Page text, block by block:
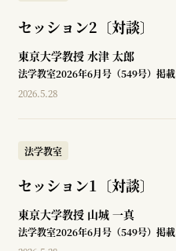
セッション2〔対談〕
東京大学教授 水津 太郎
法学教室2026年6月号（549号）掲載
2026.5.28
法学教室
セッション1〔対談〕
東京大学教授 山城 一真
法学教室2026年6月号（549号）掲載